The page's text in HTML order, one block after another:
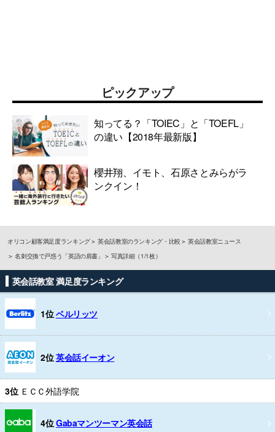
ピックアップ
知ってる？「TOIEC」と「TOEFL」
の違い【2018年最新版】
櫻井翔、イモト、石原さとみらがラ
ンクイン！
オリコン顧客満足度ランキング 英会話教室のランキング・比較
英会話教室ニュース
名刺交換で戸惑う「英語の肩書」
写真詳細（1/1枚）
英会話教室 満足度ランキング
1位ベルリッツ
2位英会話イーオン
3位 ＥＣＣ外語学院
4位Gabaマンツーマン英会話